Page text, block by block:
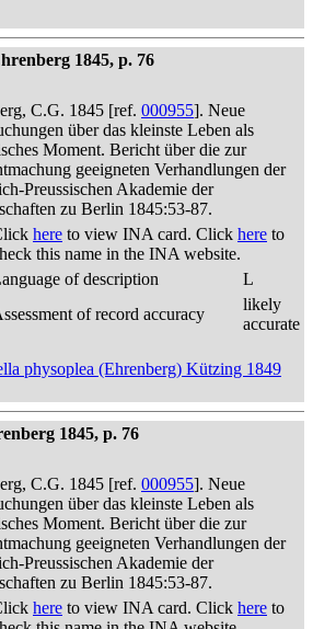
1845, p. 76
C.G. 1845 [ref. 000955]. Neue
über das kleinste Leben als
Moment. Bericht über die zur
geeigneten Verhandlungen der
Preussischen Akademie der
zu Berlin 1845:53-87.
here to view INA card. Click here to
this name in the INA website.
of description
L
of record accuracy
likely
accurate
physoplea (Ehrenberg) Kützing 1849
1845, p. 76
C.G. 1845 [ref. 000955]. Neue
über das kleinste Leben als
Moment. Bericht über die zur
geeigneten Verhandlungen der
Preussischen Akademie der
zu Berlin 1845:53-87.
here to view INA card. Click here to